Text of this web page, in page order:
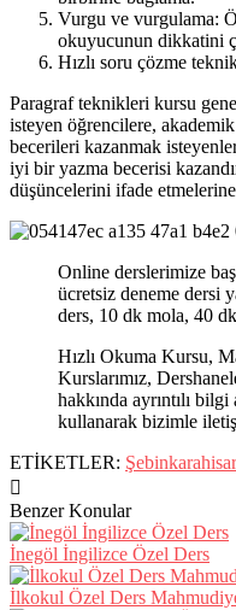
Vurgu ve vurgulama:
okuyucunun dikkatini
Hızlı soru çözme
Paragraf teknikleri kursu
isteyen öğrencilere,
becerileri kazanmak
iyi bir yazma becerisi
düşüncelerini ifade etmelerine
Online derslerimize
ücretsiz deneme dersi
ders, 10 dk mola, 40
Hızlı Okuma Kursu,
Kurslarımız,
hakkında ayrıntılı
kullanarak bizimle
ETİKETLER:
Benzer Konular
İnegöl İngilizce Özel Ders
İlkokul Özel Ders